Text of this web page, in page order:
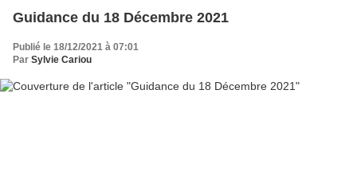
Guidance du 18 Décembre 2021
Publié le 18/12/2021 à 07:01
Par Sylvie Cariou